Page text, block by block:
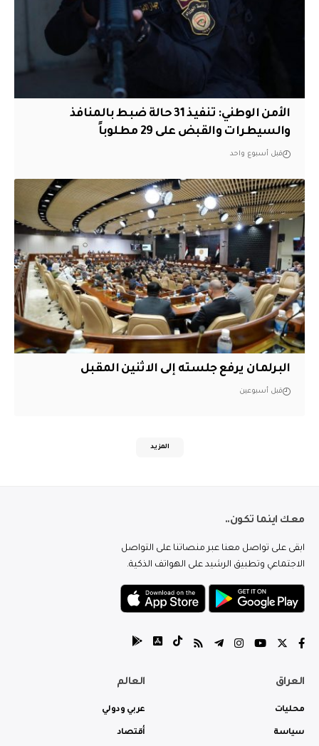
الأمن الوطني: تنفيذ 31 حالة ضبط بالمنافذ
والسيطرات والقبض على 29 مطلوباً
قبل أسبوع واحد
البرلمان يرفع جلسته إلى الاثنين المقبل
قبل أسبوعين
المزيد
معك اينما تكون..
ابقى على تواصل معنا عبر منصاتنا على التواصل
الاجتماعي وتطبيق الرشيد على الهواتف الذكية.
العراق
محليات
سياسة
العالم
عربي ودولي
أقتصاد